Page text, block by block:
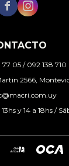
05 / 092 138 710
2566,
y 14 a 18hs /
 